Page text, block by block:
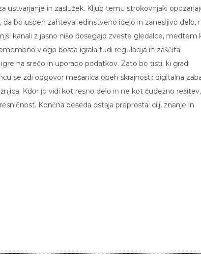
ustvarjanje in zaslužek. Kljub temu strokovnjaki
bo uspeh zahteval edinstveno idejo in zanesljivo delo,
kanali z jasno nišo dosegajo zveste gledalce, medtem
vlogo bosta igrala tudi regulacija in zaščita
na srečo in uporabo podatkov. Zato bo tisti, ki gradi
se zdi odgovor mešanica obeh skrajnosti: digitalna
Kdor jo vidi kot resno delo in ne kot čudežno rešitev,
Končna beseda ostaja preprosta: cilj, znanje in